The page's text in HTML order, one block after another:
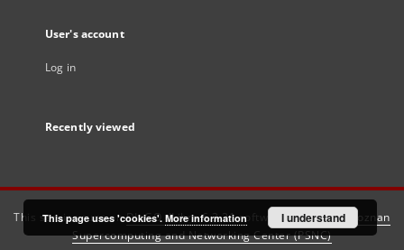
User's account
Log in
Recently viewed
This service runs onDInGO dLibra 6.3.21software created by
Poznan
Supercomputing and Networking Center (PSNC)
This page uses 'cookies'. More information I understand